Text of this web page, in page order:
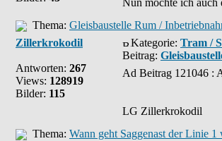
Nun möchte ich auch
Thema: Gleisbaustelle Rum /
Zillerkrokodil
Antworten: 267
Views: 128919
Bilder: 115
Kategorie: Tram /
Beitrag:
Ad Beitrag 121046 :
LG Zillerkrokodil
Thema: Wann geht Saggenast der Linie